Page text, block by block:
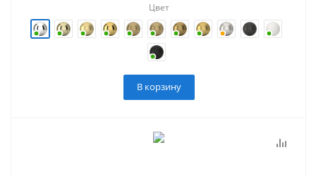
Цвет
В корзину